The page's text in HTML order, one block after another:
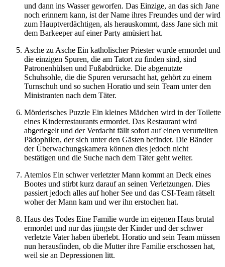
und dann ins Wasser geworfen. Das Einzige, an das sich Jane
noch erinnern kann, ist der Name ihres Freundes und der wird
zum Hauptverdächtigen, als herauskommt, dass Jane sich mit
dem Barkeeper auf einer Party amüsiert hat.
Asche zu Asche Ein katholischer Priester wurde ermordet und
die einzigen Spuren, die am Tatort zu finden sind, sind
Patronenhülsen und Fußabdrücke. Die abgenutzte
Schuhsohle, die die Spuren verursacht hat, gehört zu einem
Turnschuh und so suchen Horatio und sein Team unter den
Ministranten nach dem Täter.
Mörderisches Puzzle Ein kleines Mädchen wird in der Toilette
eines Kinderrestaurants ermordet. Das Restaurant wird
abgeriegelt und der Verdacht fällt sofort auf einen verurteilten
Pädophilen, der sich unter den Gästen befindet. Die Bänder
der Überwachungskamera können dies jedoch nicht
bestätigen und die Suche nach dem Täter geht weiter.
Atemlos Ein schwer verletzter Mann kommt an Deck eines
Bootes und stirbt kurz darauf an seinen Verletzungen. Dies
passiert jedoch alles auf hoher See und das CSI-Team rätselt
woher der Mann kam und wer ihn erstochen hat.
Haus des Todes Eine Familie wurde im eigenen Haus brutal
ermordet und nur das jüngste der Kinder und der schwer
verletzte Vater haben überlebt. Horatio und sein Team müssen
nun herausfinden, ob die Mutter ihre Familie erschossen hat,
weil sie an Depressionen litt.